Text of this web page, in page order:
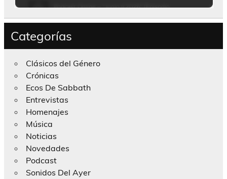
Categorías
Clásicos del Género
Crónicas
Ecos De Sabbath
Entrevistas
Homenajes
Música
Noticias
Novedades
Podcast
Sonidos Del Ayer